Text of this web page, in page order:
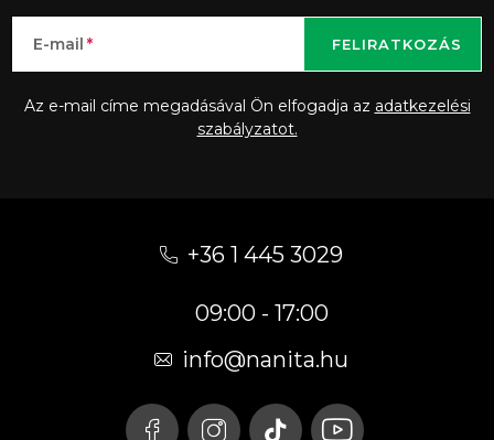
E-mail
Az e-mail címe megadásával Ön elfogadja az adatkezelési
szabályzatot.
FELIRATKOZÁS
+36 1 445 3029
09:00 - 17:00
info@nanita.hu